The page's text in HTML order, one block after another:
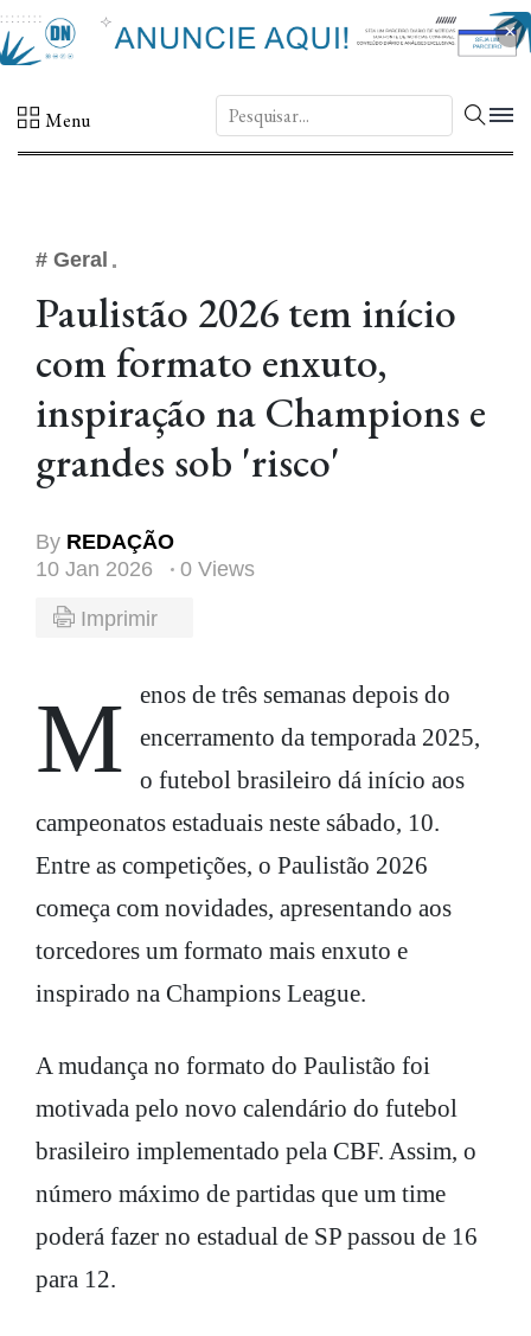
×
Menu DN.
# Geral
Paulistão 2026 tem início
com formato enxuto,
inspiração na Champions e
grandes sob 'risco'
By REDAÇÃO
10 Jan 2026
0 Views
Imprimir
Menos de três semanas depois do
encerramento da temporada 2025,
o futebol brasileiro dá início aos
campeonatos estaduais neste sábado, 10.
Entre as competições, o Paulistão 2026
começa com novidades, apresentando aos
torcedores um formato mais enxuto e
inspirado na Champions League.
A mudança no formato do Paulistão foi
motivada pelo novo calendário do futebol
brasileiro implementado pela CBF. Assim, o
número máximo de partidas que um time
poderá fazer no estadual de SP passou de 16
para 12.